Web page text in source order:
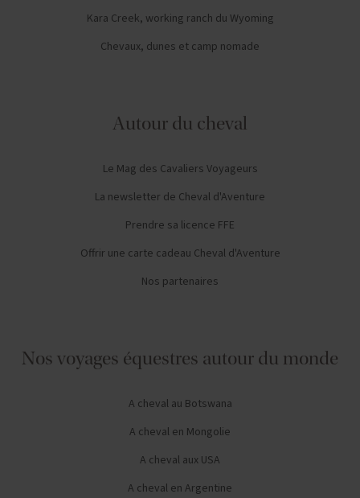
Kara Creek, working ranch du Wyoming
Chevaux, dunes et camp nomade
Autour du cheval
Le Mag des Cavaliers Voyageurs
La newsletter de Cheval d'Aventure
Prendre sa licence FFE
Offrir une carte cadeau Cheval d'Aventure
Nos partenaires
Nos voyages équestres autour du monde
A cheval au Botswana
A cheval en Mongolie
A cheval aux USA
A cheval en Argentine